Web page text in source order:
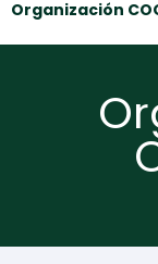
Organización